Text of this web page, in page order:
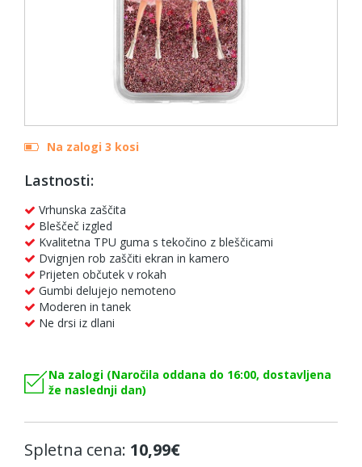
Na zalogi 3 kosi
Lastnosti:
Vrhunska zaščita
Bleščeč izgled
Kvalitetna TPU guma s tekočino z bleščicami
Dvignjen rob zaščiti ekran in kamero
Prijeten občutek v rokah
Gumbi delujejo nemoteno
Moderen in tanek
Ne drsi iz dlani
Na zalogi (Naročila oddana do 16:00, dostavljena
že naslednji dan)
Spletna cena: 10,99€